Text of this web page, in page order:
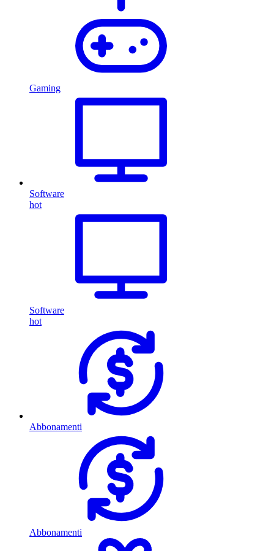
Gaming
Software
hot
Software
hot
Abbonamenti
Abbonamenti